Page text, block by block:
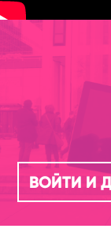
ВОЙТИ И